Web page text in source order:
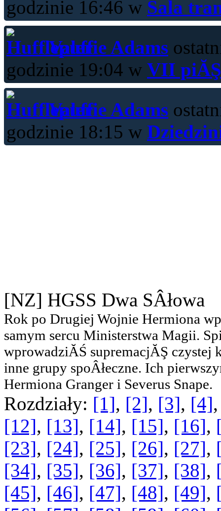
godzinie 16:46 w Sala
Valerie Adams
godzinie 19:04 w VII
Valerie Adams
godzinie 18:15 w
[NZ] HGSS Dwa SÂłowa
Rok po Drugiej Wojnie Hermiona
samym sercu Ministerstwa Magii.
wprowadziĂŚ supremacjĂŞ
inne grupy spoÂłeczne. Ich
Hermiona Granger i Severus Snape.
Rozdziały: [1], [2], [3], [4]
[12], [13], [14], [15], [16],
[23], [24], [25], [26], [27],
[34], [35], [36], [37], [38],
[45], [46], [47], [48], [49],